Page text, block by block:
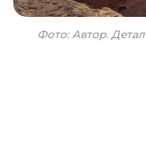
Фото: Автор.